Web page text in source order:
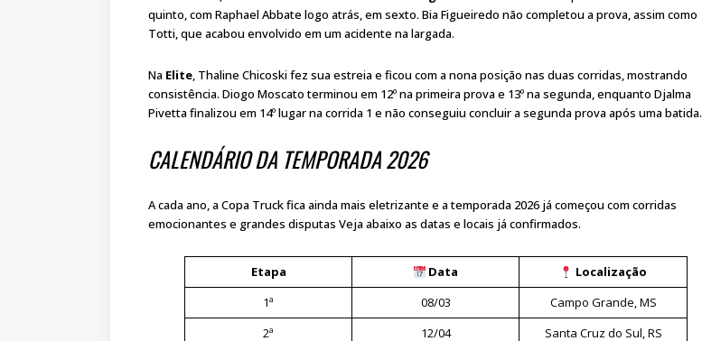
quinto, com Raphael Abbate logo atrás, em sexto. Bia Figueiredo não completou a prova, assim como
Totti, que acabou envolvido em um acidente na largada.
Na Elite, Thaline Chicoski fez sua estreia e ficou com a nona posição nas duas corridas, mostrando
consistência. Diogo Moscato terminou em 12º na primeira prova e 13º na segunda, enquanto Djalma
Pivetta finalizou em 14º lugar na corrida 1 e não conseguiu concluir a segunda prova após uma batida.
CALENDÁRIO DA TEMPORADA 2026
A cada ano, a Copa Truck fica ainda mais eletrizante e a temporada 2026 já começou com corridas
emocionantes e grandes disputas Veja abaixo as datas e locais já confirmados.
Etapa Data
Localização
1ª
08/03
Campo Grande, MS
2ª
12/04 Santa Cruz do Sul, RS